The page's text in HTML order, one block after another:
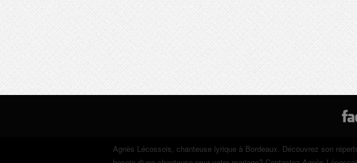
Agnès Lécossois, chanteuse lyrique à Bordeaux. Découvrez son